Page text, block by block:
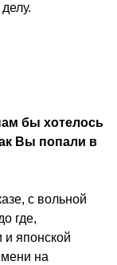
бы хотелось
Вы попали в
с вольной
где,
и японской
на